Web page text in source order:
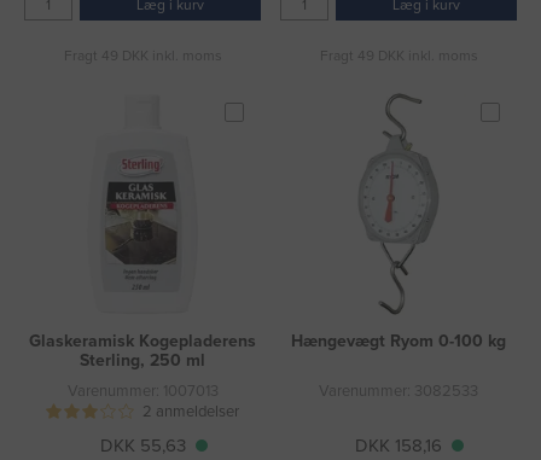
Læg i kurv
Fragt 49 DKK inkl. moms
Læg i kurv
Fragt 49 DKK inkl. moms
Glaskeramisk Kogepladerens
Sterling, 250 ml
Varenummer: 1007013
2 anmeldelser
DKK 55,63
Hængevægt Ryom 0-100 kg
Varenummer: 3082533
DKK 158,16